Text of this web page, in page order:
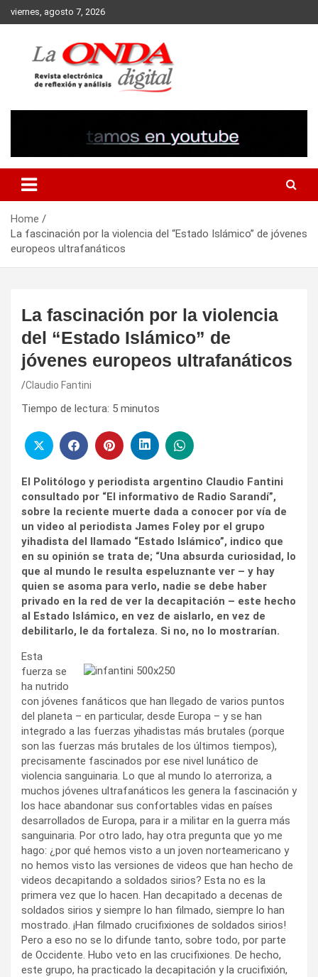
Skip
to
viernes, agosto 7, 2026
Home
La fascinación por la violencia del “Estado Islámico” de jóvenes
europeos ultrafanáticos
La fascinación por la violencia
del “Estado Islámico” de
jóvenes europeos ultrafanáticos
Claudio Fantini
Tiempo de lectura: 5 minutos
El Politólogo y periodista argentino Claudio Fantini
consultado por “El informativo de Radio Sarandí”,
sobre la reciente muerte dada a conocer por vía de
un video al periodista James Foley por el grupo
yihadista del llamado “Estado Islámico”, indico que
en su opinión se trata de; “Una absurda curiosidad, lo
que al mundo le resulta espeluznante ver – y hay
quien se asoma para verlo, nadie se debe haber
privado en la red de ver la decapitación – este hecho
al Estado Islámico, en vez de aislarlo, en vez de
debilitarlo, le da fortaleza. Si no, no lo mostrarían.
Esta
fuerza se
ha nutrido
con jóvenes fanáticos que han llegado de varios puntos
del planeta – en particular, desde Europa – y se han
integrado a las fuerzas yihadistas más brutales (porque
son las fuerzas más brutales de los últimos tiempos),
precisamente fascinados por ese nivel lunático de
violencia sanguinaria. Lo que al mundo lo aterroriza, a
muchos jóvenes ultrafanáticos les genera la fascinación y
los hace abandonar sus confortables vidas en países
desarrollados de Europa, para ir a militar en la guerra más
sanguinaria. Por otro lado, hay otra pregunta que yo me
hago: ¿por qué hemos visto a un joven norteamericano y
no hemos visto las versiones de videos que han hecho de
videos decapitando a soldados sirios? Esta no es la
primera vez que lo hacen. Han decapitado a decenas de
soldados sirios y siempre lo han filmado, siempre lo han
mostrado. ¡Han filmado crucifixiones de soldados sirios!
Pero a eso no se lo difunde tanto, sobre todo, por parte
de Occidente. Hubo veto en las crucifixiones. De hecho,
este grupo, ha practicado la decapitación y la crucifixión,